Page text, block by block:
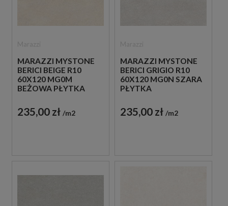
MARAZZI MYSTONE
BERICI BEIGE R10
60X120 MG0M
BEŻOWA PŁYTKA
IMITUJĄCA KAMIEŃ
235,00 zł m2
MARAZZI MYSTONE
BERICI GRIGIO R10
60X120 MG0N SZARA
PŁYTKA
IMITUJĄCA KAMIEŃ
235,00 zł m2